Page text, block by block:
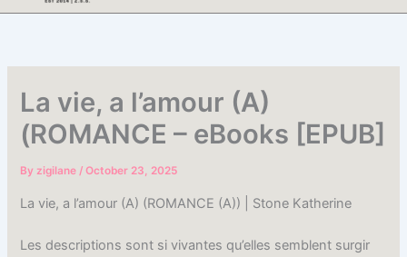
La vie, a l’amour (A)
(ROMANCE – eBooks [EPUB]
Byzigilane/October 23, 2025
La vie, a l’amour (A) (ROMANCE (A)) | Stone Katherine
Les descriptions sont si vivantes qu’elles semblent surgir